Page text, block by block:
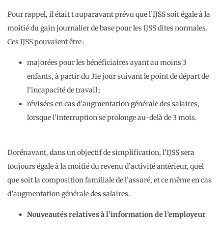
Pour rappel, il était t auparavant prévu que l’IJSS soit égale à la
moitié du gain journalier de base pour les IJSS dites normales.
Ces IJSS pouvaient être :
majorées pour les bénéficiaires ayant au moins 3
enfants, à partir du 31e jour suivant le point de départ de
l’incapacité de travail ;
révisées en cas d’augmentation générale des salaires,
lorsque l’interruption se prolonge au-delà de 3 mois.
Dorénavant, dans un objectif de simplification, l’IJSS sera
toujours égale à la moitié du revenu d’activité antérieur, quel
que soit la composition familiale de l’assuré, et ce même en cas
d’augmentation générale des salaires.
Nouveautés relatives à l’information de l’employeur